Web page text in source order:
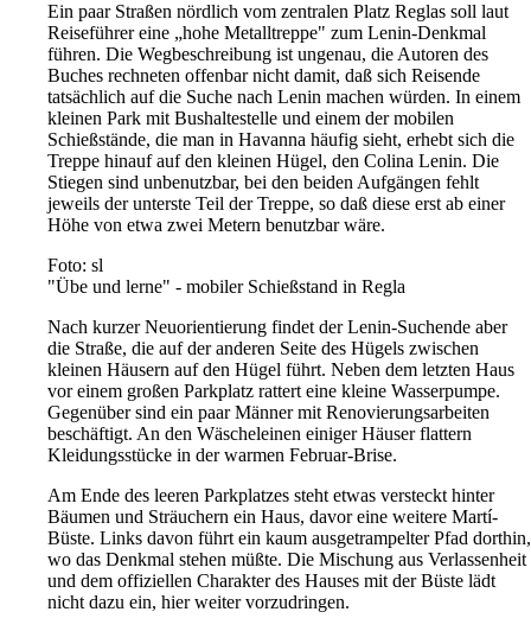
Ein paar Straßen nördlich vom zentralen Platz Reglas soll laut
Reiseführer eine „hohe Metalltreppe" zum Lenin-Denkmal
führen. Die Wegbeschreibung ist ungenau, die Autoren des
Buches rechneten offenbar nicht damit, daß sich Reisende
tatsächlich auf die Suche nach Lenin machen würden. In einem
kleinen Park mit Bushaltestelle und einem der mobilen
Schießstände, die man in Havanna häufig sieht, erhebt sich die
Treppe hinauf auf den kleinen Hügel, den Colina Lenin. Die
Stiegen sind unbenutzbar, bei den beiden Aufgängen fehlt
jeweils der unterste Teil der Treppe, so daß diese erst ab einer
Höhe von etwa zwei Metern benutzbar wäre.
Foto: sl
"Übe und lerne" - mobiler Schießstand in Regla
Nach kurzer Neuorientierung findet der Lenin-Suchende aber
die Straße, die auf der anderen Seite des Hügels zwischen
kleinen Häusern auf den Hügel führt. Neben dem letzten Haus
vor einem großen Parkplatz rattert eine kleine Wasserpumpe.
Gegenüber sind ein paar Männer mit Renovierungsarbeiten
beschäftigt. An den Wäscheleinen einiger Häuser flattern
Kleidungsstücke in der warmen Februar-Brise.
Am Ende des leeren Parkplatzes steht etwas versteckt hinter
Bäumen und Sträuchern ein Haus, davor eine weitere Martí-
Büste. Links davon führt ein kaum ausgetrampelter Pfad dorthin,
wo das Denkmal stehen müßte. Die Mischung aus Verlassenheit
und dem offiziellen Charakter des Hauses mit der Büste lädt
nicht dazu ein, hier weiter vorzudringen.